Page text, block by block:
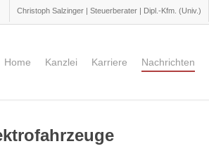
Christoph Salzinger | Steuerberater | Dipl.-Kfm. (Univ.)
Home Kanzlei Karriere Nachrichten